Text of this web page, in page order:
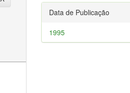
Data de Publicação
1995